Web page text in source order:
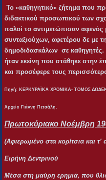
Το «καθηγητικό» ζήτημα που
διδακτικού προσωπικού των
ιταλοί το αντιμετώπισαν
συνταξιούχων, αφετέρου δε με
δημοδιδασκάλων σε καθηγητές.
ήταν εκείνη που στάθηκε στην
και προσέφερε τους
Πηγή: ΚΕΡΚΥΡΑΪΚΑ ΧΡΟΝΙΚΑ- ΤΟΜΟΣ
Αρχείο Γιάννη Πετσάλη.
Πρωτοκύριακο Νοέμβρη
(Αφιερωμένο στα κορίτσια και
Ειρήνη Δεντρινού
Μέσα στη μαύρη ερημιά, που